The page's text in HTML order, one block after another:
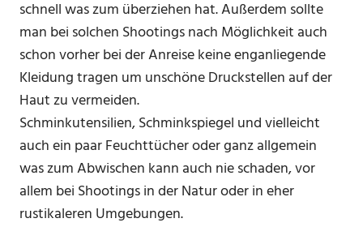
schnell was zum überziehen hat. Außerdem sollte
man bei solchen Shootings nach Möglichkeit auch
schon vorher bei der Anreise keine enganliegende
Kleidung tragen um unschöne Druckstellen auf der
Haut zu vermeiden.
Schminkutensilien, Schminkspiegel und vielleicht
auch ein paar Feuchttücher oder ganz allgemein
was zum Abwischen kann auch nie schaden, vor
allem bei Shootings in der Natur oder in eher
rustikaleren Umgebungen.